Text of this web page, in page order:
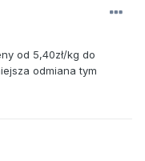
od 5,40zł/kg do
odmiana tym